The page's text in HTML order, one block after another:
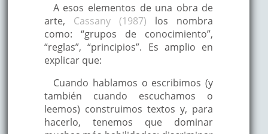
A esos elementos de una obra de
arte, Cassany (1987) los nombra
como: “grupos de conocimiento”,
“reglas”, “principios”. Es amplio en
explicar que:
Cuando hablamos o escribimos (y
también cuando escuchamos o
leemos) construimos textos y, para
hacerlo, tenemos que dominar